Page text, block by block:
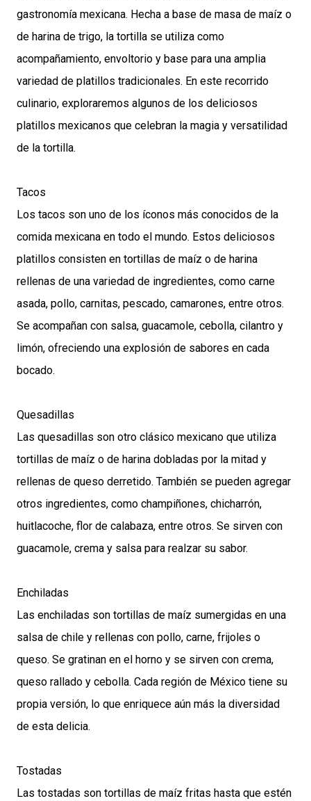
gastronomía mexicana. Hecha a base de masa de maíz o
de harina de trigo, la tortilla se utiliza como
acompañamiento, envoltorio y base para una amplia
variedad de platillos tradicionales. En este recorrido
culinario, exploraremos algunos de los deliciosos
platillos mexicanos que celebran la magia y versatilidad
de la tortilla.
Tacos
Los tacos son uno de los íconos más conocidos de la
comida mexicana en todo el mundo. Estos deliciosos
platillos consisten en tortillas de maíz o de harina
rellenas de una variedad de ingredientes, como carne
asada, pollo, carnitas, pescado, camarones, entre otros.
Se acompañan con salsa, guacamole, cebolla, cilantro y
limón, ofreciendo una explosión de sabores en cada
bocado.
Quesadillas
Las quesadillas son otro clásico mexicano que utiliza
tortillas de maíz o de harina dobladas por la mitad y
rellenas de queso derretido. También se pueden agregar
otros ingredientes, como champiñones, chicharrón,
huitlacoche, flor de calabaza, entre otros. Se sirven con
guacamole, crema y salsa para realzar su sabor.
Enchiladas
Las enchiladas son tortillas de maíz sumergidas en una
salsa de chile y rellenas con pollo, carne, frijoles o
queso. Se gratinan en el horno y se sirven con crema,
queso rallado y cebolla. Cada región de México tiene su
propia versión, lo que enriquece aún más la diversidad
de esta delicia.
Tostadas
Las tostadas son tortillas de maíz fritas hasta que estén